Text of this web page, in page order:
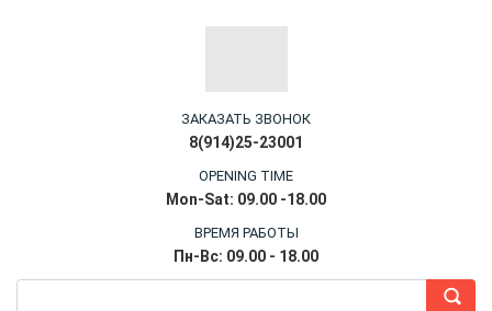
ЗАКАЗАТЬ ЗВОНОК
8(914)25-23001
OPENING TIME
Mon-Sat: 09.00 -18.00
ВРЕМЯ РАБОТЫ
Пн-Вс: 09.00 - 18.00